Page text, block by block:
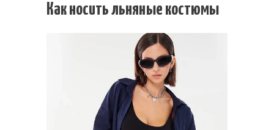
Как носить льняные костюмы